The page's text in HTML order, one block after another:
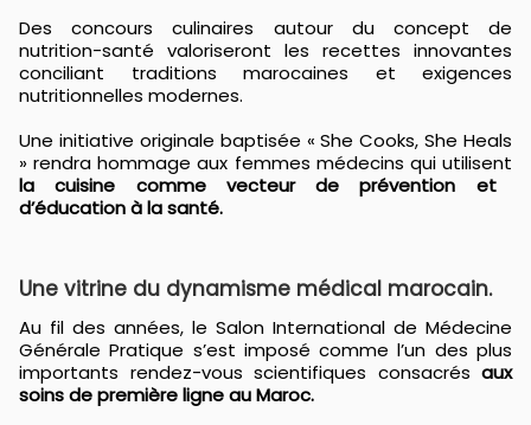
Des concours culinaires autour du concept de
nutrition-santé valoriseront les recettes innovantes
conciliant traditions marocaines et exigences
nutritionnelles modernes.
Une initiative originale baptisée « She Cooks, She Heals
» rendra hommage aux femmes médecins qui utilisent
la cuisine comme vecteur de prévention et
d’éducation à la santé.
Une vitrine du dynamisme médical marocain.
Au fil des années, le Salon International de Médecine
Générale Pratique s’est imposé comme l’un des plus
importants rendez-vous scientifiques consacrés aux
soins de première ligne au Maroc.